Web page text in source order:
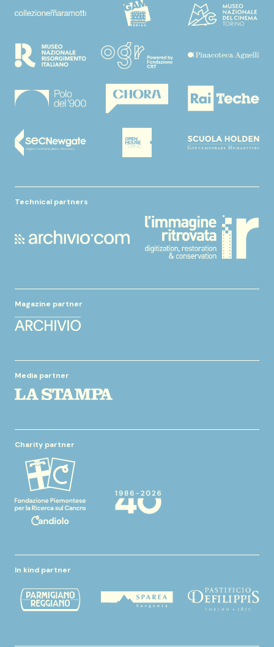
Technical partners
Magazine partner
Media partner
Charity partner
In kind partner